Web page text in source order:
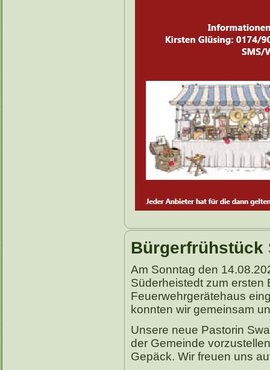
Bürgerfrühstück
Am Sonntag den
Süderheistedt zum ersten
Feuerwehrgerätehaus
konnten wir gemeinsam
Unsere neue Pastorin
der Gemeinde
Gepäck. Wir freuen uns